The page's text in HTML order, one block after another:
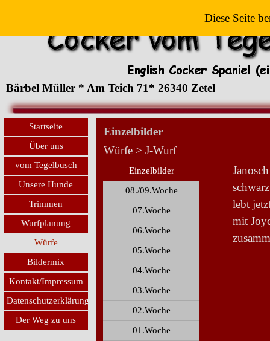
Diese Seite
Bärbel Müller * Am Teich 71* 26340 Zetel
Startseite
Über uns
vom Tegelbusch
Unsere Hunde
Trimmen
Wurfplanung
Würfe
Bildermix
Kontakt/Impressum
Datenschutzerklärung
Der Weg zu uns
Einzelbilder
Würfe > J-Wurf
lebt
mit
Einzelbilder
08./09.Woche
07.Woche
06.Woche
05.Woche
04.Woche
03.Woche
02.Woche
01.Woche